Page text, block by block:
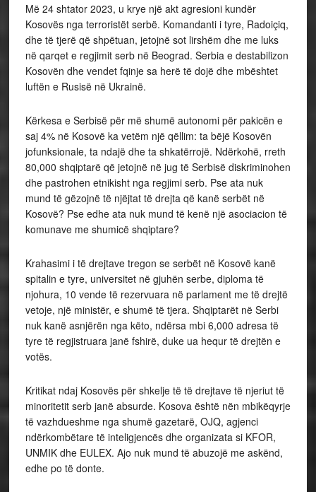
Më 24 shtator 2023, u krye një akt agresioni kundër
Kosovës nga terroristët serbë. Komandanti i tyre, Radoiçiq,
dhe të tjerë që shpëtuan, jetojnë sot lirshëm dhe me luks
në qarqet e regjimit serb në Beograd. Serbia e destabilizon
Kosovën dhe vendet fqinje sa herë të dojë dhe mbështet
luftën e Rusisë në Ukrainë.
Kërkesa e Serbisë për më shumë autonomi për pakicën e
saj 4% në Kosovë ka vetëm një qëllim: ta bëjë Kosovën
jofunksionale, ta ndajë dhe ta shkatërrojë. Ndërkohë, rreth
80,000 shqiptarë që jetojnë në jug të Serbisë diskriminohen
dhe pastrohen etnikisht nga regjimi serb. Pse ata nuk
mund të gëzojnë të njëjtat të drejta që kanë serbët në
Kosovë? Pse edhe ata nuk mund të kenë një asociacion të
komunave me shumicë shqiptare?
Krahasimi i të drejtave tregon se serbët në Kosovë kanë
spitalin e tyre, universitet në gjuhën serbe, diploma të
njohura, 10 vende të rezervuara në parlament me të drejtë
vetoje, një ministër, e shumë të tjera. Shqiptarët në Serbi
nuk kanë asnjërën nga këto, ndërsa mbi 6,000 adresa të
tyre të regjistruara janë fshirë, duke ua hequr të drejtën e
votës.
Kritikat ndaj Kosovës për shkelje të të drejtave të njeriut të
minoritetit serb janë absurde. Kosova është nën mbikëqyrje
të vazhdueshme nga shumë gazetarë, OJQ, agjenci
ndërkombëtare të inteligjencës dhe organizata si KFOR,
UNMIK dhe EULEX. Ajo nuk mund të abuzojë me askënd,
edhe po të donte.